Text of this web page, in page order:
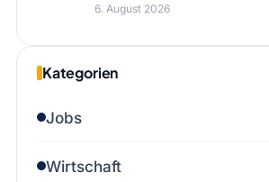
6. August 2026
Kategorien
Jobs
Wirtschaft